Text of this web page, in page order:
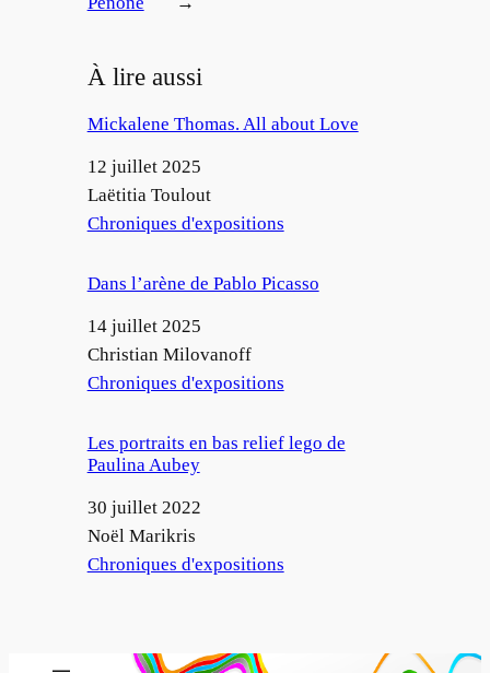
À lire aussi
Mickalene Thomas. All about Love
Date
12 juillet 2025
Auteur
Laëtitia Toulout
Par rapport à
Chroniques d'expositions
Dans l’arène de Pablo Picasso
Date
14 juillet 2025
Auteur
Christian Milovanoff
Par rapport à
Chroniques d'expositions
Les portraits en bas relief lego de
Paulina Aubey
Date
30 juillet 2022
Auteur
Noël Marikris
Par rapport à
Chroniques d'expositions